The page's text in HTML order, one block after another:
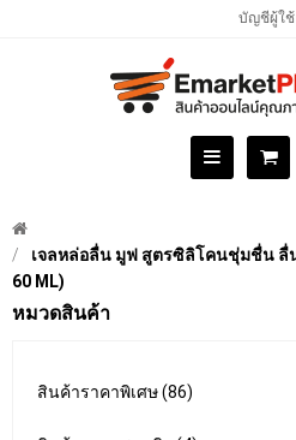
บัญชีผู้ใช้
เจลหล่อลื่น มูฟ สูตรซิลิโคนชุ่มชื่น ลื่
60 ML)
หมวดสินค้า
สินค้าราคาพิเศษ (86)